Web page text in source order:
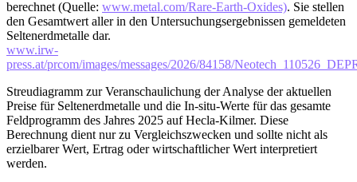
berechnet (Quelle: www.metal.com/Rare-Earth-Oxides). Sie stellen
den Gesamtwert aller in den Untersuchungsergebnissen gemeldeten
Seltenerdmetalle dar.
www.irw-
press.at/prcom/images/messages/2026/84158/
Streudiagramm zur Veranschaulichung der Analyse der aktuellen
Preise für Seltenerdmetalle und die In-situ-Werte für das gesamte
Feldprogramm des Jahres 2025 auf Hecla-Kilmer. Diese
Berechnung dient nur zu Vergleichszwecken und sollte nicht als
erzielbarer Wert, Ertrag oder wirtschaftlicher Wert interpretiert
werden.